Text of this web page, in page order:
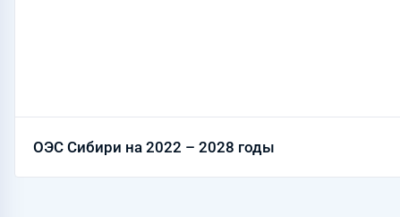
ОЭС Сибири на 2022 – 2028 годы